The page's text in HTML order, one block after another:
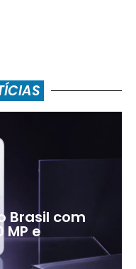
Brasil com
e